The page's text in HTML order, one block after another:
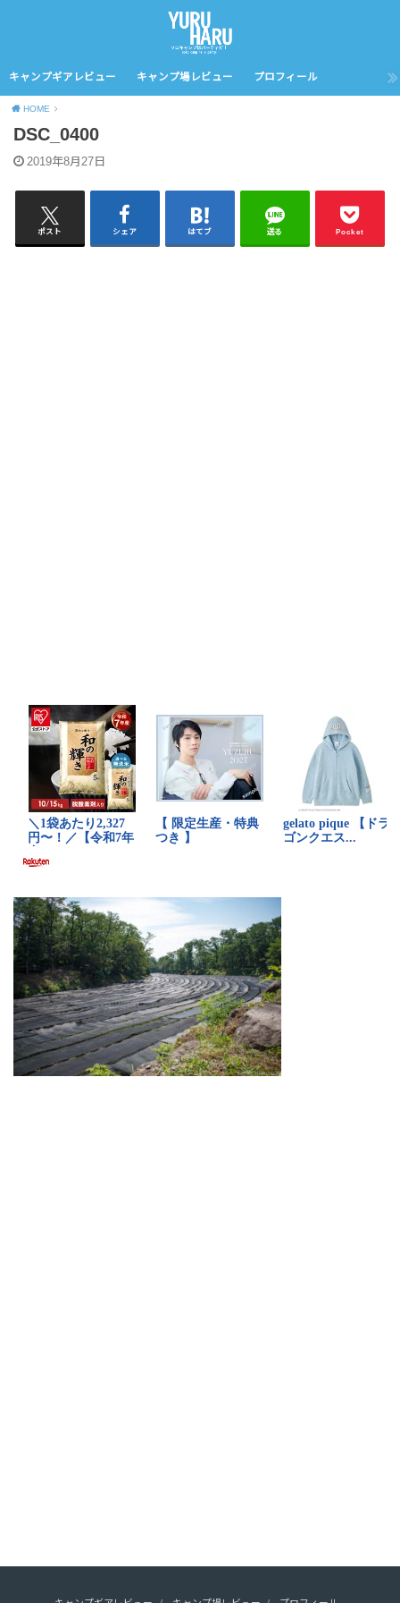
キャンプギアレビュー キャンプ場レビュー プロフィール
HOME
DSC_0400
2019年8月27日
ポスト シェア はてブ 送る Pocket